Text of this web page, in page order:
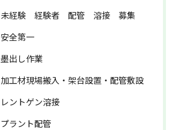
未経験 経験者 配管 溶接 募集
安全第一
墨出し作業
加工材現場搬入・架台設置・配管敷設
レントゲン溶接
プラント配管